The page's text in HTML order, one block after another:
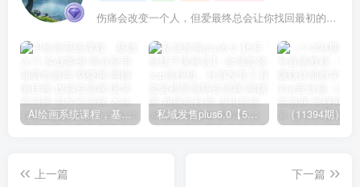
伤痛会改变一个人，但爱最终总会让你找回最初的自己
AI绘画系统课程，基础入门-实战案例-商业应用 私域发售plus6.0【5月份线下课录音】/全域套装sop流程包，社群发售工具套装模型
上一篇
下一篇